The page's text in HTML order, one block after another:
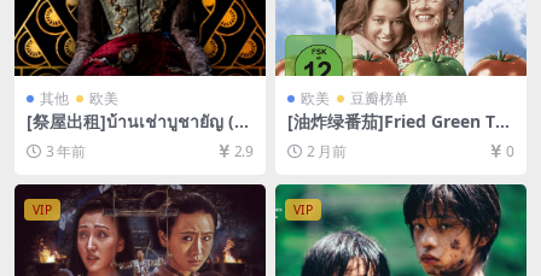
其他 欧美
[祭屋出租]บ้านเช่าบูชายัญ (20
23)[百度网盘+迅雷云盘资源1
080P超清未删减][MP4/4GB]
[泰语中字]
3 年前 2.9
欧美 豆瓣榜单
[油炸绿番茄]Fried Green To
matoes (1991)[百度网盘+夸
克网盘1080P超清未删减资源]
[网盘在线播放/下载][MP4/8.
8GB][中英字幕]
2 月前 0
VIP VIP